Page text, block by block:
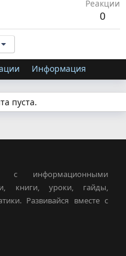
Реакции
0
Информация
пуста.
с информационными
книги, уроки, гайды,
Развивайся вместе с